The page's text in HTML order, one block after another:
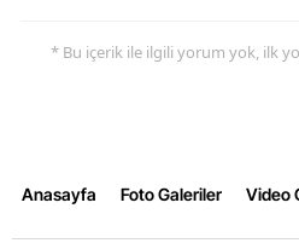
* Bu içerik ile ilgili yorum yok, ilk
Anasayfa Foto Galeriler Video